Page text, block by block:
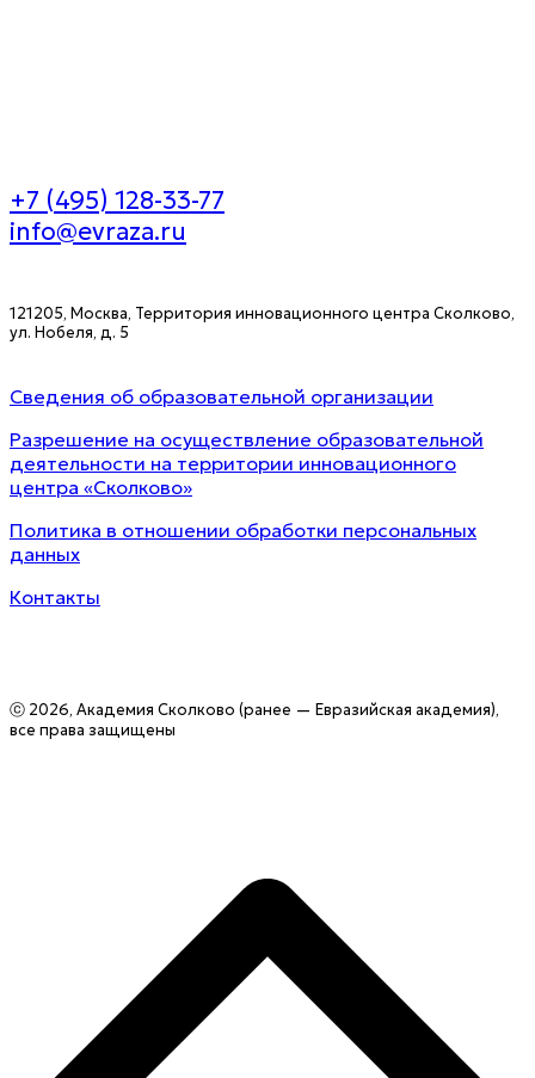
+7 (495) 128-33-77
info@evraza.ru
121205, Москва, Территория инновационного центра Сколково,
ул. Нобеля, д. 5
Сведения об образовательной организации
Разрешение на осуществление образовательной
деятельности на территории инновационного
центра «Сколково»
Политика в отношении обработки персональных
данных
Контакты
ⓒ 2026, Академия Сколково (ранее — Евразийская академия),
все права защищены